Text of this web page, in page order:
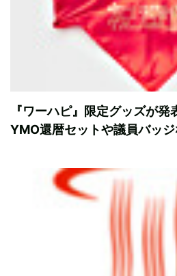
『ワーハピ』限定グッズが
YMO還暦セットや議員バッ